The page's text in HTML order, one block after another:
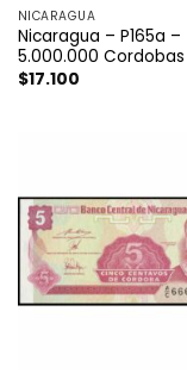
NICARAGUA
Nicaragua – P165a –
5.000.000 Cordobas
$17.100